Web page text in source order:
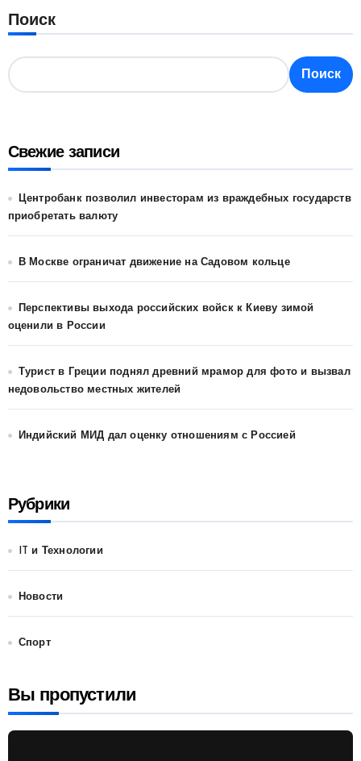
Поиск
Поиск
Свежие записи
Центробанк позволил инвесторам из враждебных государств
приобретать валюту
В Москве ограничат движение на Садовом кольце
Перспективы выхода российских войск к Киеву зимой
оценили в России
Турист в Греции поднял древний мрамор для фото и вызвал
недовольство местных жителей
Индийский МИД дал оценку отношениям с Россией
Рубрики
IT и Технологии
Новости
Спорт
Вы пропустили